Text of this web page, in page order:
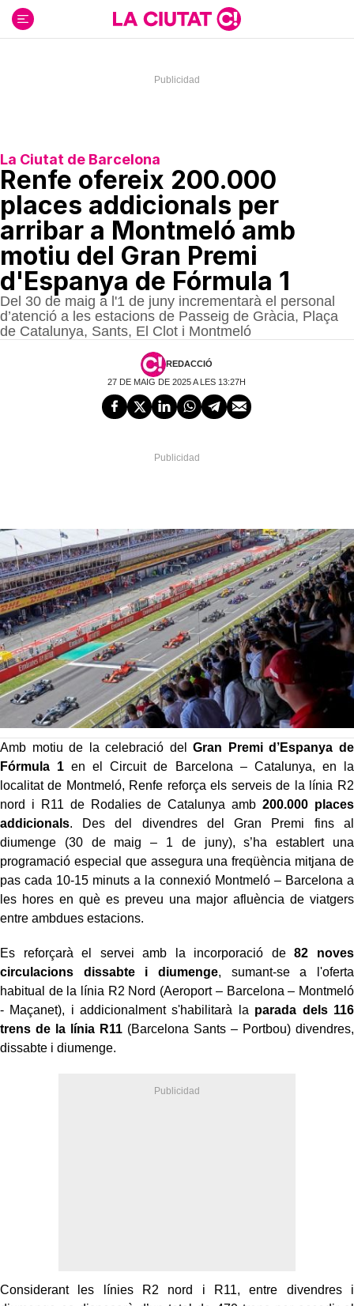
contenido
La Ciutat de Barcelona
Renfe ofereix 200.000
places addicionals per
arribar a Montmeló amb
motiu del Gran Premi
d'Espanya de Fórmula 1
Del 30 de maig a l'1 de juny incrementarà el personal
d’atenció a les estacions de Passeig de Gràcia, Plaça
de Catalunya, Sants, El Clot i Montmeló
REDACCIÓ
27 DE MAIG DE 2025 A LES 13:27H
Amb motiu de la celebració delGran Premi d’Espanya de
Fórmula 1 en el Circuit de Barcelona – Catalunya, en la
localitat de Montmeló, Renfe reforça els serveis de la línia R2
nord i R11 de Rodalies de Catalunya amb200.000 places
addicionals. Des del divendres del Gran Premi fins al
diumenge (30 de maig – 1 de juny), s’ha establert una
programació especial que assegura una freqüència mitjana de
pas cada 10-15 minuts a la connexió Montmeló – Barcelona a
les hores en què es preveu una major afluència de viatgers
entre ambdues estacions.
Es reforçarà el servei amb la incorporació de82 noves
circulacions dissabte i diumenge, sumant-se a l'oferta
habitual de la línia R2 Nord (Aeroport – Barcelona – Montmeló
- Maçanet), i addicionalment s'habilitarà la parada dels 116
trens de la línia R11 (Barcelona Sants – Portbou) divendres,
dissabte i diumenge.
Considerant les línies R2 nord i R11, entre divendres i